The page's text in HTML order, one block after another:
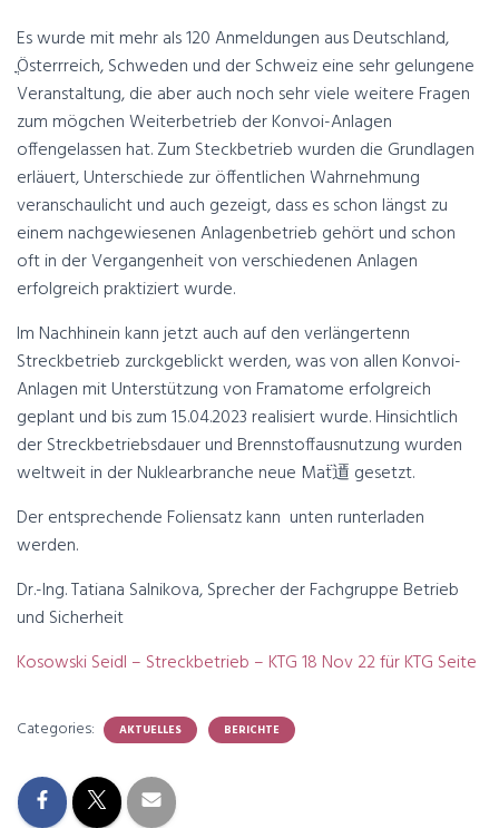
Es wurde mit mehr als 120 Anmeldungen aus Deutschland,
ֳÖsterrreich, Schweden und der Schweiz eine sehr gelungene
Veranstaltung, die aber auch noch sehr viele weitere Fragen
zum mögchen Weiterbetrieb der Konvoi-Anlagen
offengelassen hat. Zum Steckbetrieb wurden die Grundlagen
erläuert, Unterschiede zur öffentlichen Wahrnehmung
veranschaulicht und auch gezeigt, dass es schon längst zu
einem nachgewiesenen Anlagenbetrieb gehört und schon
oft in der Vergangenheit von verschiedenen Anlagen
erfolgreich praktiziert wurde.
Im Nachhinein kann jetzt auch auf den verlängertenn
Streckbetrieb zurckgeblickt werden, was von allen Konvoi-
Anlagen mit Unterstützung von Framatome erfolgreich
geplant und bis zum 15.04.2023 realisiert wurde. Hinsichtlich
der Streckbetriebsdauer und Brennstoffausnutzung wurden
weltweit in der Nuklearbranche neue Ma߳t䢥 gesetzt.
Der entsprechende Foliensatz kann unten runterladen
werden.
Dr.-Ing. Tatiana Salnikova, Sprecher der Fachgruppe Betrieb
und Sicherheit
Kosowski Seidl – Streckbetrieb – KTG 18 Nov 22 für KTG Seite
Categories: AKTUELLES BERICHTE